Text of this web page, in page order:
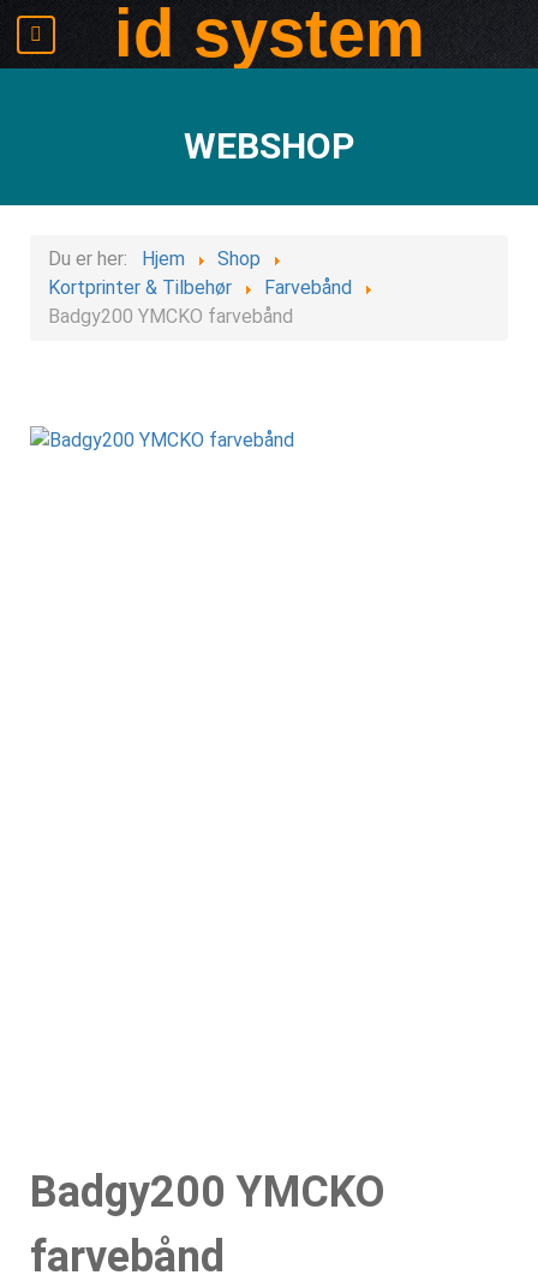
id system
WEBSHOP
Du er her: Hjem
Shop
Kortprinter & Tilbehør
Farvebånd
Badgy200 YMCKO farvebånd
Badgy200 YMCKO
farvebånd